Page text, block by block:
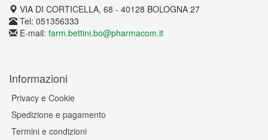
VIA DI CORTICELLA, 68 - 40128 BOLOGNA 27
Tel: 051356333
E-mail: farm.bettini.bo@pharmacom.it
Informazioni
Privacy e Cookie
Spedizione e pagamento
Termini e condizioni